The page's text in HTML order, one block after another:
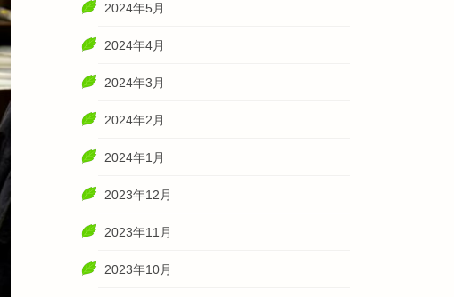
2024年5月
2024年4月
2024年3月
2024年2月
2024年1月
2023年12月
2023年11月
2023年10月